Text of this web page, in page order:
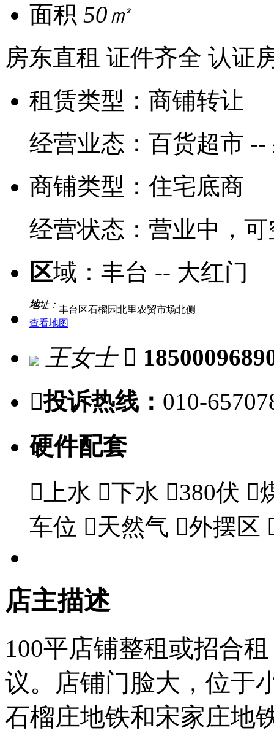
面积 50㎡
房东直租 证件齐全 认证
租赁类型： 商铺转让
经营业态： 百货超市 --
商铺类型： 住宅底商
经营状态： 营业中，可
区域： 丰台 -- 大红门
地址： 丰台区石榴园北里农贸市场北侧
查看地图
王女士 
投诉热线： 010-
硬件配套
 上水 下水 380伏 
车位 天然气 外摆区
店主描述
100平店铺整租或招合
议。店铺门脸大，位于
石榴庄地铁和宋家庄地